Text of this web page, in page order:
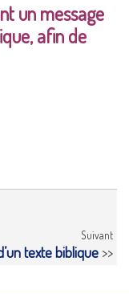
un message
afin de
Suivant
texte biblique >>